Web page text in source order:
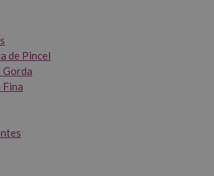
de Pincel
Gorda
Fina